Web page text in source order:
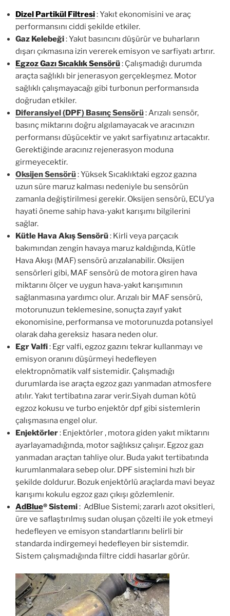
Dizel Partikül Filtresi: Yakıt ekonomisini ve araç
performansını ciddi şekilde etkiler.
Gaz Kelebeği: Yakıt basıncını düşürür ve buharların
dışarı çıkmasına izin vererek emisyon ve sarfiyatı artırır.
Egzoz Gazı Sıcaklık Sensörü: Çalışmadığı durumda
araçta sağlıklı bir jenerasyon gerçekleşmez. Motor
sağlıklı çalışmayacağı gibi turbonun performansıda
doğrudan etkiler.
Diferansiyel (DPF) Basınç Sensörü:Arızalı sensör,
basınç miktarını doğru algılamayacak ve aracınızın
performansı düşücektir ve yakıt sarfiyatınız artacaktır.
Gerektiğinde aracınız rejenerasyon moduna
girmeyecektir.
Oksijen Sensörü: Yüksek Sıcaklıktaki egzoz gazına
uzun süre maruz kalması nedeniyle bu sensörün
zamanla değiştirilmesi gerekir. Oksijen sensörü, ECU’ya
hayati öneme sahip hava-yakıt karışımı bilgilerini
sağlar.
Kütle Hava Akış Sensörü: Kirli veya parçacık
bakımından zengin havaya maruz kaldığında, Kütle
Hava Akışı (MAF) sensörü arızalanabilir. Oksijen
sensörleri gibi, MAF sensörü de motora giren hava
miktarını ölçer ve uygun hava-yakıt karışımının
sağlanmasına yardımcı olur. Arızalı bir MAF sensörü,
motorunuzun teklemesine, sonuçta zayıf yakıt
ekonomisine, performansa ve motorunuzda potansiyel
olarak daha gereksiz hasara neden olur.
Egr Valfi: Egr valfi, egzoz gazını tekrar kullanmayı ve
emisyon oranını düşürmeyi hedefleyen
elektropnömatik valf sistemidir. Çalışmadığı
durumlarda ise araçta egzoz gazı yanmadan atmosfere
atılır. Yakıt tertibatına zarar verir.Siyah duman kötü
egzoz kokusu ve turbo enjektör dpf gibi sistemlerin
çalışmasına engel olur.
Enjektörler: Enjektörler , motora giden yakıt miktarını
ayarlayamadığında, motor sağlıksız çalışır. Egzoz gazı
yanmadan araçtan tahliye olur. Buda yakıt tertibatında
kurumlanmalara sebep olur. DPF sistemini hızlı bir
şekilde doldurur. Bozuk enjektörlü araçlarda mavi beyaz
karışımı kokulu egzoz gazı çıkışı gözlemlenir.
AdBlue®Sistemi: AdBlue Sistemi; zararlı azot oksitleri,
üre ve saflaştırılmış sudan oluşan çözelti ile yok etmeyi
hedefleyen ve emisyon standartlarını belirli bir
standarda indirgemeyi hedefleyen bir sistemdir.
Sistem çalışmadığında filtre ciddi hasarlar görür.